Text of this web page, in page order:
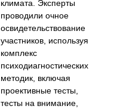
климата. Эксперты
проводили очное
освидетельствование
участников, используя
комплекс
психодиагностических
методик, включая
проективные тесты,
тесты на внимание,